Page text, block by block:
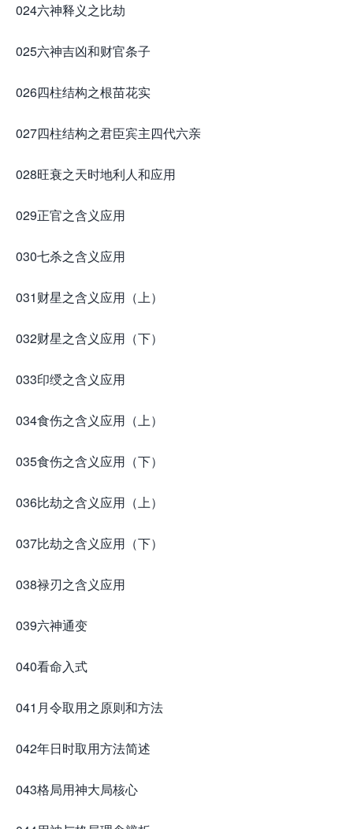
024六神释义之比劫
025六神吉凶和财官条子
026四柱结构之根苗花实
027四柱结构之君臣宾主四代六亲
028旺衰之天时地利人和应用
029正官之含义应用
030七杀之含义应用
031财星之含义应用（上）
032财星之含义应用（下）
033印绶之含义应用
034食伤之含义应用（上）
035食伤之含义应用（下）
036比劫之含义应用（上）
037比劫之含义应用（下）
038禄刃之含义应用
039六神通变
040看命入式
041月令取用之原则和方法
042年日时取用方法简述
043格局用神大局核心